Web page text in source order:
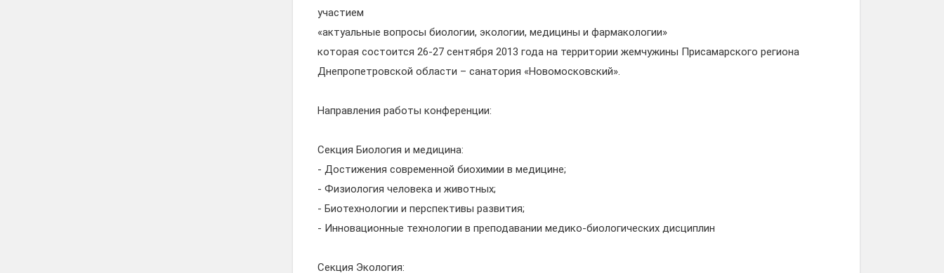
участием
«актуальные вопросы биологии, экологии, медицины и фармакологии»
которая состоится 26-27 сентября 2013 года на территории жемчужины Присамарского региона
Днепропетровской области – санатория «Новомосковский».
Направления работы конференции:
Секция Биология и медицина:
- Достижения современной биохимии в медицине;
- Физиология человека и животных;
- Биотехнологии и перспективы развития;
- Инновационные технологии в преподавании медико-биологических дисциплин
Секция Экология: